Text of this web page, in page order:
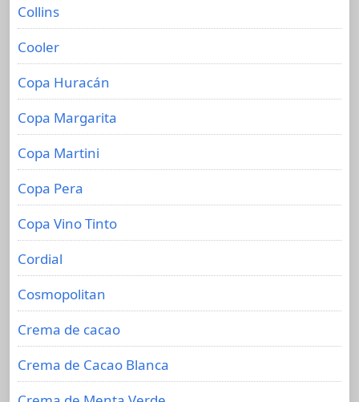
Collins
Cooler
Copa Huracán
Copa Margarita
Copa Martini
Copa Pera
Copa Vino Tinto
Cordial
Cosmopolitan
Crema de cacao
Crema de Cacao Blanca